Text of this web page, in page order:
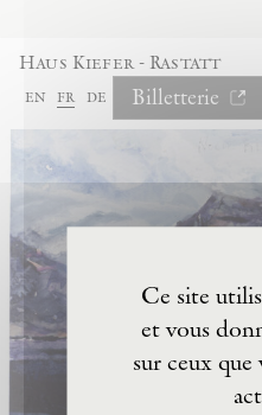
Haus Kiefer - Rastatt
en fr de Billetterie
Ce site
et vous
sur ceux